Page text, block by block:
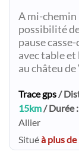
A mi-chemin
possibilité
pause
avec table et
au châteu
Trace gps/
15km/ Durée :
Allier
Situéà plus